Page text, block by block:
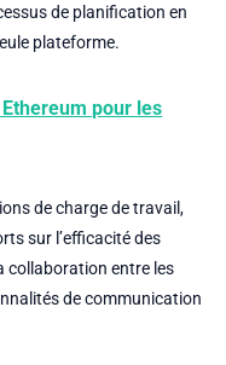
de planification en
plateforme.
pour les
de charge de travail,
sur l’efficacité des
collaboration entre les
de communication